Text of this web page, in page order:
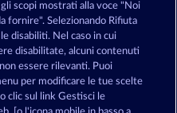
Simply The Best
scopi mostrati alla voce "Noi
fornire". Selezionando Rifiuta
disabiliti. Nel caso in cui
disabilitate, alcuni contenuti
essere rilevanti. Puoi
per modificare le tue scelte
clic sul link Gestisci le